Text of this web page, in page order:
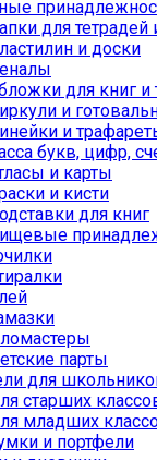
для тетрадей
и доски
для книг и
и
и
букв, цифр,
и карты
и кисти
для книг
парты
для
старших
младших
и портфели